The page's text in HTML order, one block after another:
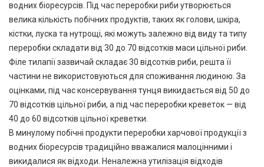
водних біоресурсів. Під час переробки риби утворюється
велика кількість побічних продуктів, таких як голови, шкіра,
кістки, луска та нутрощі, які можуть залежно від виду та типу
переробки складати від 30 до 70 відсотків маси цільної риби.
Філе тилапії зазвичай складає 30 відсотків риби, решта її
частини не використовуються для споживання людиною. За
оцінками, під час консервування тунця викидається від 50 до
70 відсотків цільної риби, а під час переробки креветок — від
40 до 60 відсотків цільної креветки.
В минулому побічні продукти переробки харчової продукції з
водних біоресурсів традиційно вважалися малоцінними і
викидалися як відходи. Неналежна утилізація відходів